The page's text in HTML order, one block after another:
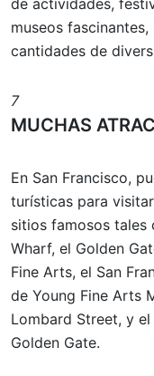
de actividades,
museos
cantidades de
7
MUCHAS
En San Francisco,
turísticas para
sitios famosos tales
Wharf, el Golden
Fine Arts, el San
de Young Fine Arts
Lombard Street, y
Golden Gate.